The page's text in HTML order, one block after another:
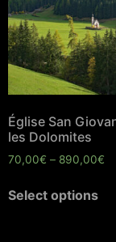
Église San
les Dolomites
70,00€ – 890,00€
Select options